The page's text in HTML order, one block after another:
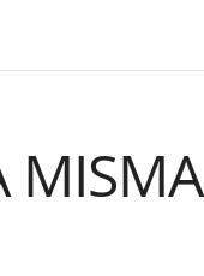
MISMA